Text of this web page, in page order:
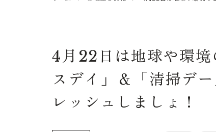
4月22日は地球や環
スデイ」＆「清掃デ
レッシュしましょ！